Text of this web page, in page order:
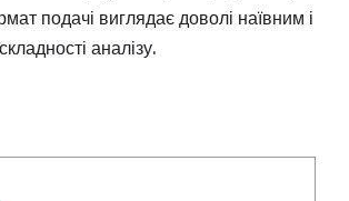
подачі виглядає доволі наївним і
аналізу.